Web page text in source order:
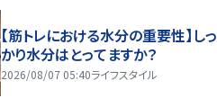
【筋トレにおける水分の重要性】しっ
かり水分はとってますか？
2026/08/07 05:40ライフスタイル